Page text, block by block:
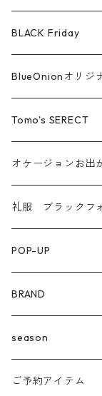
ファー ムートン
汗染み防止
BLACK Friday
BlueOnionオリジ
Tomo's SERECT
オケージョンお出
礼服 ブラックフ
POP-UP
BRAND
agnost
amo
season
24ss
ご予約アイテム